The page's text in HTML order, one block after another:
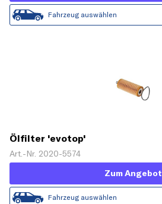
Fahrzeug auswählen
Ölfilter 'evotop'
Art.-Nr. 2020-5574
Zum Angebot
Fahrzeug auswählen